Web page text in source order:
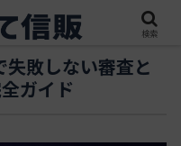
敗しない審査と
ガイド
検索